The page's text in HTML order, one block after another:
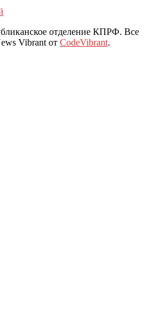
отделение КПРФ. Все
Vibrant от CodeVibrant.